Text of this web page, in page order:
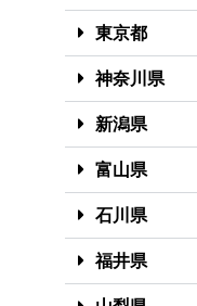
東京都
神奈川県
新潟県
富山県
石川県
福井県